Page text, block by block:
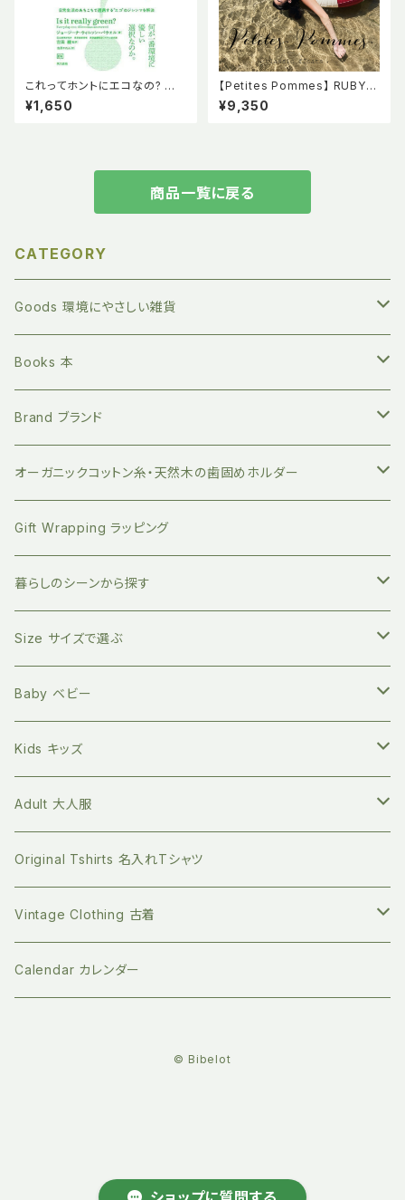
これってホントにエコなの? ジョ
ージーナ ウィルソン=パウエ
ル 吉田綾 吉原かれん 東京
¥1,650
【Petites Pommes】 RUBY R
ED 浮き輪 120cm フロート BP
Aフリー 6才〜大人 プティット
¥9,350
商品一覧に戻る
CATEGORY
Goods 環境にやさしい雑貨
繰り返し長く使える ステンレスボトル
地球にやさしい 竹歯ブラシ
持ち運びに便利 竹歯ブラシケース
竹のデンタルスティックフロス
小分けに便利 ベジバッグ
繰り返し使える ストロー
オーガニックコットン100% エコバッグ
自然素材のキッチン用品
天然へちまスポンジ
オーガニック100% マイカトラリーセット
プラフリーのステンレス保存容器セット
GOTS認証 メッシュエコバッグ
珪藻土 歯ブラシスタンド
マイクロプラを防ぐ 洗濯ネット
ステンレスの洗濯ばさみ
土に還る排水口の水切りネット
Books 本
絵本 赤ちゃん向け
絵本 お子さまへ
絵本 大人向け
英語の絵本 (日本語CD付き)
バイリンガル絵本(英語と日本語)
環境問題関連の本
食べ物の本
ファッションの本
ライフスタイルの本
デザインの本
ジェンダーの本
Brand ブランド
FUB ファブ
EAST END HIGHLANDERS
SLEEP NO MORE スリープノーモア
Zoologia ズーロジア
Born to Explore ボーントゥエクスプロアー
Petites Pommes プティットポム
mana.ORGANIC LIVING
シリコンボトル
Bibelot ビベロ
ビベロの子ども服
ビベロのオーダーメイドバッグ
天衣無縫
People Tree ピープルツリー
セキララカード
オーガニックコットン糸・天然木の歯固めホルダー
おしゃぶり・おもちゃホルダー
マグホルダー
マルチホルダー
Gift Wrapping ラッピング
暮らしのシーンから探す
地球にやさしく暮らす
マルチレスキューバーム
キッチングッズ
親子の絵本時間に
かわいいあの子の出産祝いに
本を読む時間を作ってみる
ゆっくりのんびり過ごす
お誕生日プレゼントに
新年の支度に
自分のケアをする
Size サイズで選ぶ
新生児サイズ
60サイズ 3ヶ月
70サイズ 6ヶ月
80サイズ 12-18ヶ月
90サイズ 2-3歳
100サイズ 3-4歳
140サイズ 9-11歳
Baby ベビー
Tops トップス
Long sleeve 長袖
Short sleeve 半袖
Bottoms ボトムス
Romper ロンパース
Dress ワンピース
Socks ソックス
Kids キッズ
Tops トップス
Long sleeve 長袖
Short sleeve 半袖
Bottoms ボトムス
Dress ワンピース
Jacket ジャケット
Scarf マフラー
Adult 大人服
Tops トップス
Botoms ボトムス
Dress ワンピース
Original Tshirts 名入れTシャツ
Vintage Clothing 古着
Knit ニット
Calendar カレンダー
© Bibelot